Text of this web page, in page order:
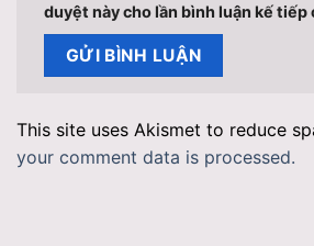
duyệt này cho lần bình luận kế tiếp
This site uses Akismet to reduce
your comment data is processed.